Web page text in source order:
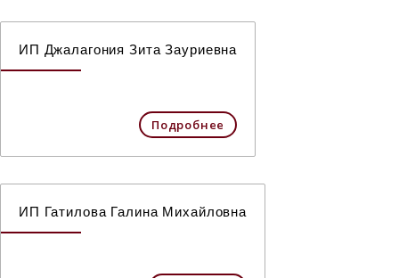
ИП Джалагония Зита Зауриевна
Подробнее
ИП Гатилова Галина Михайловна